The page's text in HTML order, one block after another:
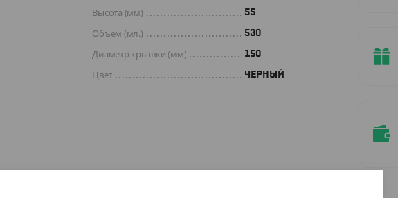
Высота (мм) 55
Объем (мл.) 530
Диаметр крышки (мм) 150
Цвет ЧЕРНЫЙ